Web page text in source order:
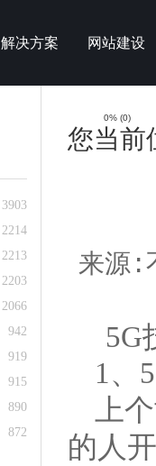
解决方案 网站建设
3903
2214
2213
2203
2066
942
919
915
890
872
您当前
来源
5G
1、
上
的人
0% (0)